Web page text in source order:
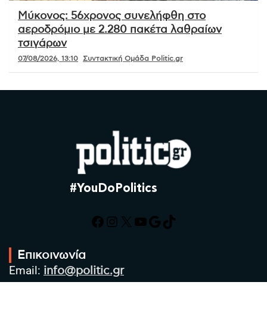
Μύκονος: 56χρονος συνελήφθη στο
αεροδρόμιο με 2.280 πακέτα λαθραίων
τσιγάρων
07/08/2026, 13:10 Συντακτική Ομάδα Politic.gr
#YouDoPolitics
Facebook
Instagram
X YouTube
Google
TikTok
Επικοινωνία
Email: info@politic.gr
Τηλ: